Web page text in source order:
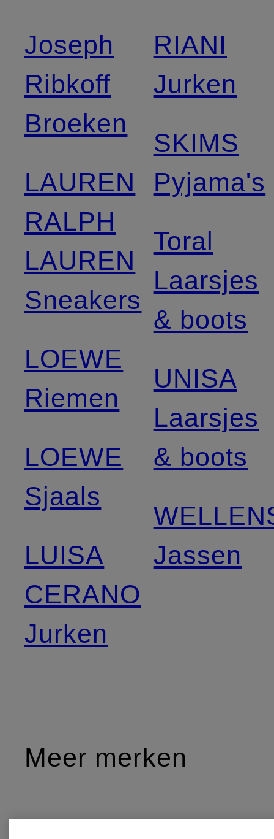
Joseph
Ribkoff
Broeken
LAUREN
RALPH
LAUREN
Sneakers
LOEWE
Riemen
LOEWE
Sjaals
LUISA
CERANO
Jurken
RIANI
Jurken
SKIMS
Pyjama's
Toral
Laarsjes
& boots
UNISA
Laarsjes
& boots
Jassen
Meer merken